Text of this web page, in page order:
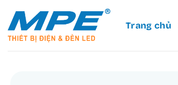
qua
nội
dung
Trang chủ